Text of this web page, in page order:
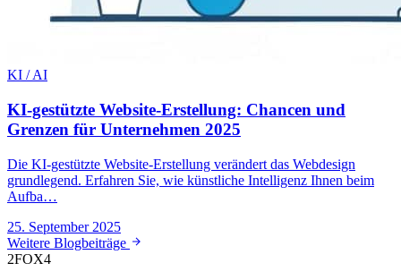
KI / AI
KI-gestützte Website-Erstellung: Chancen und
Grenzen für Unternehmen 2025
Die KI-gestützte Website-Erstellung verändert das Webdesign
grundlegend. Erfahren Sie, wie künstliche Intelligenz Ihnen beim
Aufba…
25. September 2025
Weitere Blogbeiträge
2FOX4